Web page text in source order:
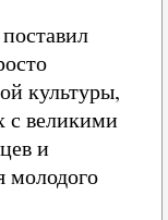
культуры,
с великими
и
молодого